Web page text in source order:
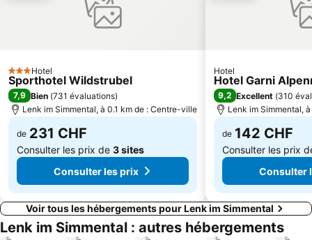
Aletschgletscher
Golfclub Interlaken-Unterseen
Cailler Schokoladenfabrik
Festival de la ville de Verbier
Casino Interlaken
Swiss Alps Jungfrau-Aletsch
3 Étoiles
Hotel
Sporthotel Wildstrubel
7,9 Bien (731 évaluations)
Lenk im Simmental, à 0.1 km de : Centre-ville
de 231 CHF
Consulter les prix de 3 sites
Consulter les prix
Hotel
Hotel Garni
9,2 Excellent (310
Lenk im Simmental,
de 142 CHF
Consulter les prix
Consulter
Voir tous les hébergements pour Lenk im Simmental
Lenk im Simmental : autres hébergements